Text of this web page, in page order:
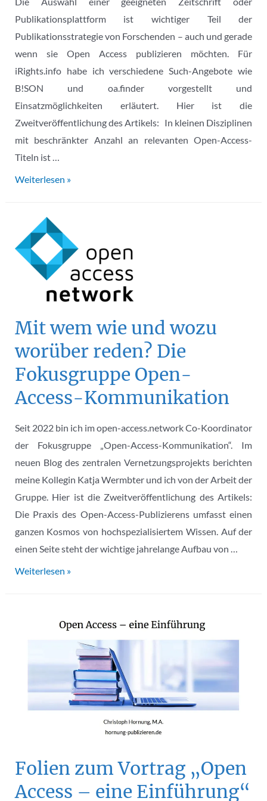
Publikationsplattform ist wichtiger Teil der
Publikationsstrategie von Forschenden – auch und gerade
wenn sie Open Access publizieren möchten. Für
iRights.info habe ich verschiedene Such-Angebote wie
B!SON und oa.finder vorgestellt und
Einsatzmöglichkeiten erläutert. Hier ist die
Zweitveröffentlichung des Artikels: In kleinen Disziplinen
mit beschränkter Anzahl an relevanten Open-Access-
Titeln ist …
Open
aber
wo?
Suche
nach
passenden
Publikationsmöglichkeiten
(Artikel
Weiterlesen »
Mit wem wie und wozu
worüber reden? Die
Fokusgruppe Open-
Access-Kommunikation
Seit 2022 bin ich im open-access.network Co-Koordinator
der Fokusgruppe „Open-Access-Kommunikation“. Im
neuen Blog des zentralen Vernetzungsprojekts berichten
meine Kollegin Katja Wermbter und ich von der Arbeit der
Gruppe. Hier ist die Zweitveröffentlichung des Artikels:
Die Praxis des Open-Access-Publizierens umfasst einen
ganzen Kosmos von hochspezialisiertem Wissen. Auf der
einen Seite steht der wichtige jahrelange Aufbau von …
Mit
Die
Fokusgruppe
Kommunikation
Weiterlesen »
Folien zum Vortrag „Open
Access – eine Einführung“